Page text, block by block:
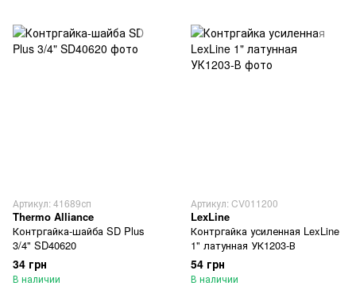
Артикул: 41689сп
Thermo Alliance
Контргайка-шайба SD Plus
3/4" SD40620
34 грн
В наличии
Артикул: CV011200
LexLine
Контргайка усиленная LexLine
1" латунная УК1203-В
54 грн
В наличии